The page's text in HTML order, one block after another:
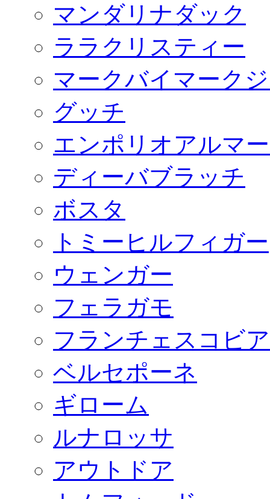
マンダリナダック
ララクリスティー
マークバイマーク
グッチ
エンポリオアルマ
ディーバブラッチ
ボスタ
トミーヒルフィガー
ウェンガー
フェラガモ
フランチェスコビ
ベルセポーネ
ギローム
ルナロッサ
アウトドア